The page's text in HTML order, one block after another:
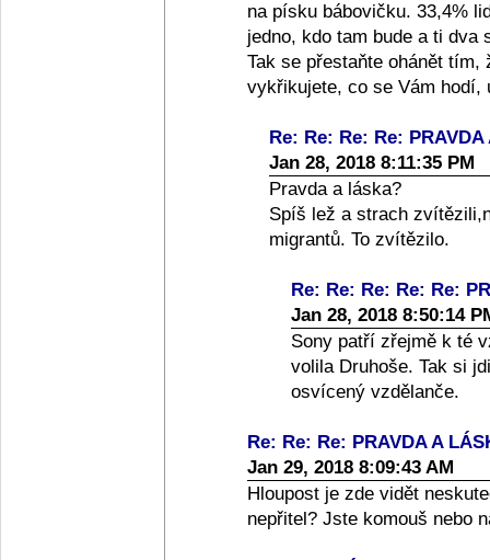
na písku bábovičku. 33,4%
jedno, kdo tam bude a ti
Tak se přestaňte ohánět tím,
vykřikujete, co se Vám hodí,
Re: Re: Re: Re: PRAVDA
Jan 28, 2018 8:11:35 PM
Pravda a láska?
Spíš lež a strach
migrantů. To zvítězilo.
Re: Re: Re: Re: Re:
Jan 28, 2018 8:50:14
Sony patří zřejmě k té
volila Druhoše. Tak si
osvícený vzdělanče.
Re: Re: Re: PRAVDA A
Jan 29, 2018 8:09:43 AM
Hloupost je zde vidět
nepřitel? Jste komouš nebo